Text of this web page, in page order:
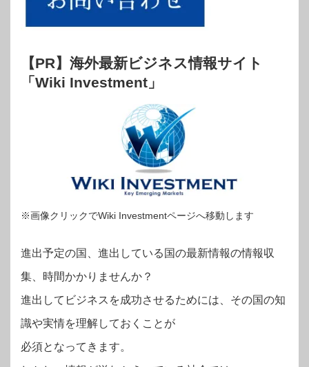
【PR】海外最新ビジネス情報サイト
「Wiki Investment」
※画像クリックでWiki Investmentページへ移動します
進出予定の国、進出している国の最新情報の情報収
集、時間かかりませんか？
進出してビジネスを成功させるためには、その国の知
識や実情を理解しておくことが
必須となってきます。